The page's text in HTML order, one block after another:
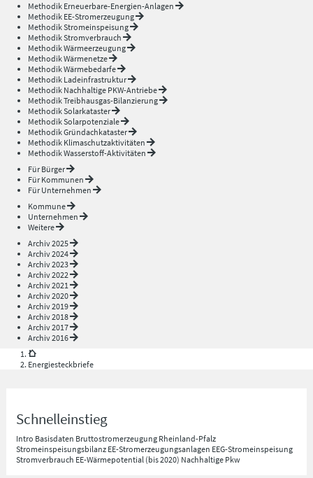
Methodik Erneuerbare-Energien-Anlagen
Methodik EE-Stromerzeugung
Methodik Stromeinspeisung
Methodik Stromverbrauch
Methodik Wärmeerzeugung
Methodik Wärmenetze
Methodik Wärmebedarfe
Methodik Ladeinfrastruktur
Methodik Nachhaltige PKW-Antriebe
Methodik Treibhausgas-Bilanzierung
Methodik Solarkataster
Methodik Solarpotenziale
Methodik Gründachkataster
Methodik Klimaschutzaktivitäten
Methodik Wasserstoff-Aktivitäten
Für Bürger
Für Kommunen
Für Unternehmen
Kommune
Unternehmen
Weitere
Archiv 2025
Archiv 2024
Archiv 2023
Archiv 2022
Archiv 2021
Archiv 2020
Archiv 2019
Archiv 2018
Archiv 2017
Archiv 2016
Energiesteckbriefe
Schnelleinstieg
Intro Basisdaten Bruttostromerzeugung Rheinland-Pfalz
Stromeinspeisungsbilanz EE-Stromerzeugungsanlagen EEG-Stromeinspeisung
Stromverbrauch EE-Wärmepotential (bis 2020) Nachhaltige Pkw